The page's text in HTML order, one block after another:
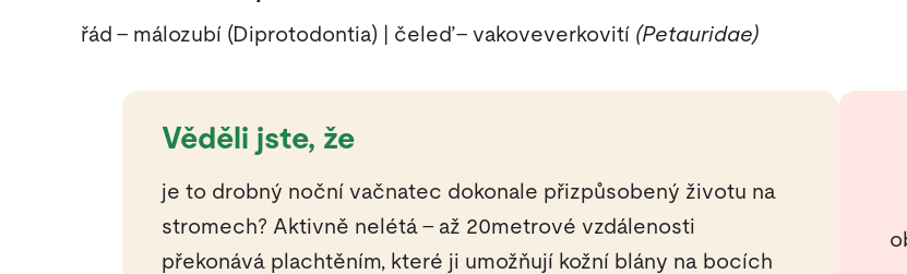
řád – málozubí (Diprotodontia) | čeleď – vakoveverkovití (Petauridae)
Věděli jste, že
je to drobný noční vačnatec dokonale přizpůsobený životu na
stromech? Aktivně nelétá – až 20metrové vzdálenosti
překonává plachtěním, které ji umožňují kožní blány na bocích